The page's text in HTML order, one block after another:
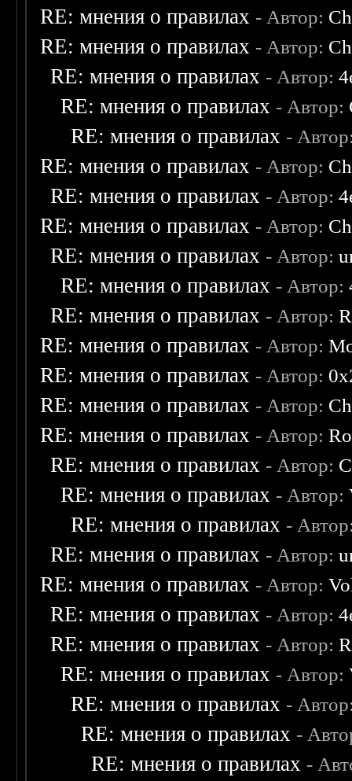
RE: мнения о правилах - Автор:
RE: мнения о правилах - Автор:
RE: мнения о правилах - Автор:
RE: мнения о правилах - Автор:
RE: мнения о правилах -
RE: мнения о правилах - Автор:
RE: мнения о правилах - Автор:
RE: мнения о правилах - Автор:
RE: мнения о правилах - Автор:
RE: мнения о правилах - Автор:
RE: мнения о правилах - Автор:
RE: мнения о правилах - Автор:
RE: мнения о правилах - Автор:
RE: мнения о правилах - Автор:
RE: мнения о правилах - Автор:
RE: мнения о правилах - Автор:
RE: мнения о правилах - Автор:
RE: мнения о правилах -
RE: мнения о правилах - Автор:
RE: мнения о правилах - Автор:
RE: мнения о правилах - Автор:
RE: мнения о правилах - Автор:
RE: мнения о правилах - Автор:
RE: мнения о правилах -
RE: мнения о правилах -
RE: мнения о правилах -